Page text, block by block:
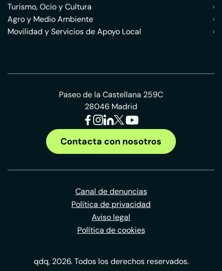
Turismo, Ocio y Cultura
›
Agro y Medio Ambiente
›
Movilidad y Servicios de Apoyo Local
›
Paseo de la Castellana 259C
28046 Madrid
Contacta con nosotros
Canal de denuncias
Política de privacidad
Aviso legal
Política de cookies
qdq, 2026. Todos los derechos reservados.